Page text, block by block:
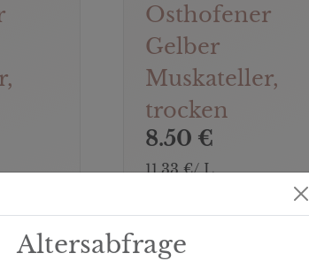
Altersabfrage
Osthofener
Gelber
Muskateller,
trocken
8.50 €
11.33 €/ L
HIER
KAUFEN